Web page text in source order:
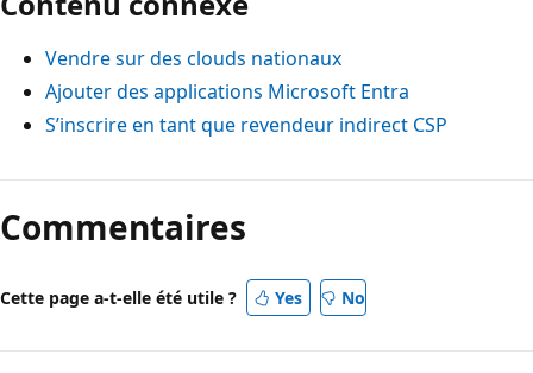
Vendre sur des clouds nationaux
Ajouter des applications Microsoft Entra
S’inscrire en tant que revendeur indirect CSP
Commentaires
Cette page a-t-elle été utile ? Yes No